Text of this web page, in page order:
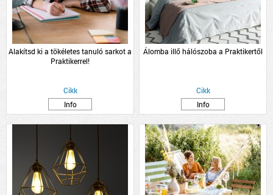
Alakítsd ki a tökéletes tanuló sarkot a
Praktikerrel!
Cikk
Info
Álomba illő hálószoba a Praktikertől
Cikk
Info